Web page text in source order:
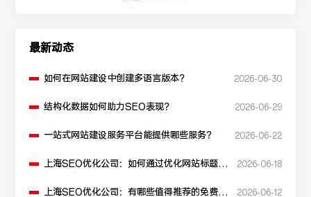
最新动态
如何在网站建设中创建多语言版本？ 2026-06-30
结构化数据如何助力SEO表现？ 2026-06-29
一站式网站建设服务平台能提供哪些服务？ 2026-06-22
上海SEO优化公司：如何通过优化网站标题提
2026-06-18
上海SEO优化公司：有哪些值得推荐的免费
2026-06-12